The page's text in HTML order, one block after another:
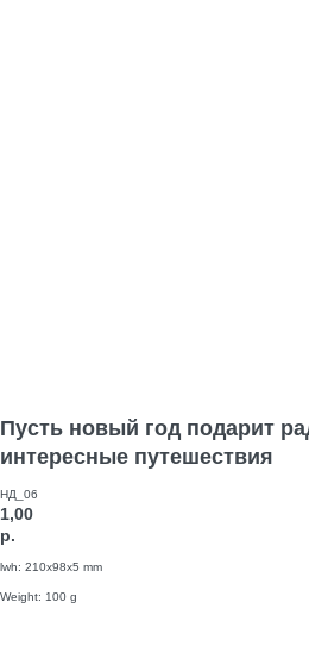
Пусть новый год подарит
интересные путешествия
НД_06
1,00
р.
lwh: 210x98x5 mm
Weight: 100 g